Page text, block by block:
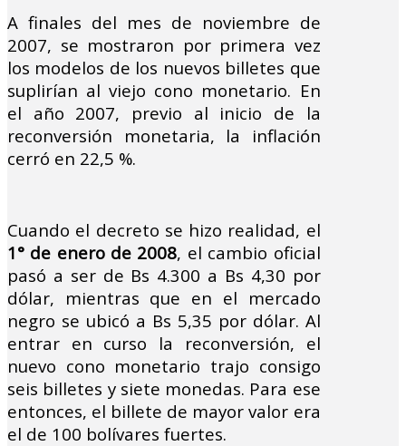
A finales del mes de noviembre de
2007, se mostraron por primera vez
los modelos de los nuevos billetes que
suplirían al viejo cono monetario. En
el año 2007, previo al inicio de la
reconversión monetaria, la inflación
cerró en 22,5 %.
Cuando el decreto se hizo realidad, el
1° de enero de 2008, el cambio oficial
pasó a ser de Bs 4.300 a Bs 4,30 por
dólar, mientras que en el mercado
negro se ubicó a Bs 5,35 por dólar. Al
entrar en curso la reconversión, el
nuevo cono monetario trajo consigo
seis billetes y siete monedas. Para ese
entonces, el billete de mayor valor era
el de 100 bolívares fuertes.